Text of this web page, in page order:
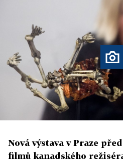
Nová výstava v Praze
filmů kanadského